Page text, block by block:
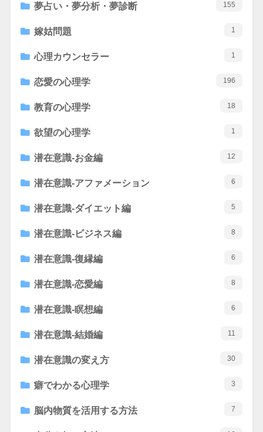
夢占い・夢分析・夢診断 155
嫁姑問題 1
心理カウンセラー 1
恋愛の心理学 196
教育の心理学 18
欲望の心理学 1
潜在意識-お金編 12
潜在意識-アファメーション 6
潜在意識-ダイエット編 5
潜在意識-ビジネス編 8
潜在意識-復縁編 6
潜在意識-恋愛編 8
潜在意識-瞑想編 6
潜在意識-結婚編 11
潜在意識の変え方 30
癖でわかる心理学 3
脳内物質を活用する方法 7